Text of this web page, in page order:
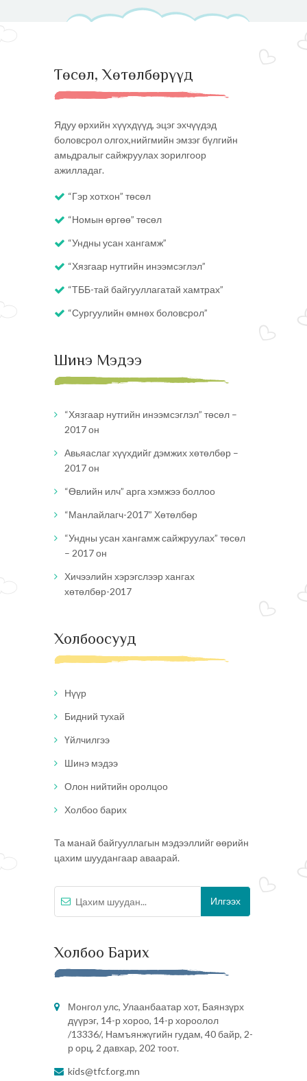
Төсөл, Хөтөлбөрүүд
Ядуу өрхийн хүүхдүүд, эцэг эхчүүдэд
боловсрол олгох,нийгмийн эмзэг бүлгийн
амьдралыг сайжруулах зорилгоор
ажилладаг.
“Гэр хотхон” төсөл
“Номын өргөө” төсөл
“Ундны усан хангамж”
“Хязгаар нутгийн инээмсэглэл”
“ТББ-тай байгууллагатай хамтрах”
“Сургуулийн өмнөх боловсрол”
Шинэ Мэдээ
“Хязгаар нутгийн инээмсэглэл” төсөл –
2017 он
Авьяаслаг хүүхдийг дэмжих хөтөлбөр –
2017 он
“Өвлийн илч” арга хэмжээ боллоо
“Манлайлагч-2017” Хөтөлбөр
“Ундны усан хангамж сайжруулах” төсөл
– 2017 он
Хичээлийн хэрэгслээр хангах
хөтөлбөр-2017
Холбоосууд
Нүүр
Бидний тухай
Үйлчилгээ
Шинэ мэдээ
Олон нийтийн оролцоо
Холбоо барих
Та манай байгууллагын мэдээллийг өөрийн
цахим шуудангаар аваарай.
Холбоо Барих
Монгол улс, Улаанбаатар хот, Баянзүрх
дүүрэг, 14-р хороо, 14-р хороолол
/13336/, Намъянжүгийн гудам, 40 байр, 2-
р орц, 2 давхар, 202 тоот.
kids@tfcf.org.mn